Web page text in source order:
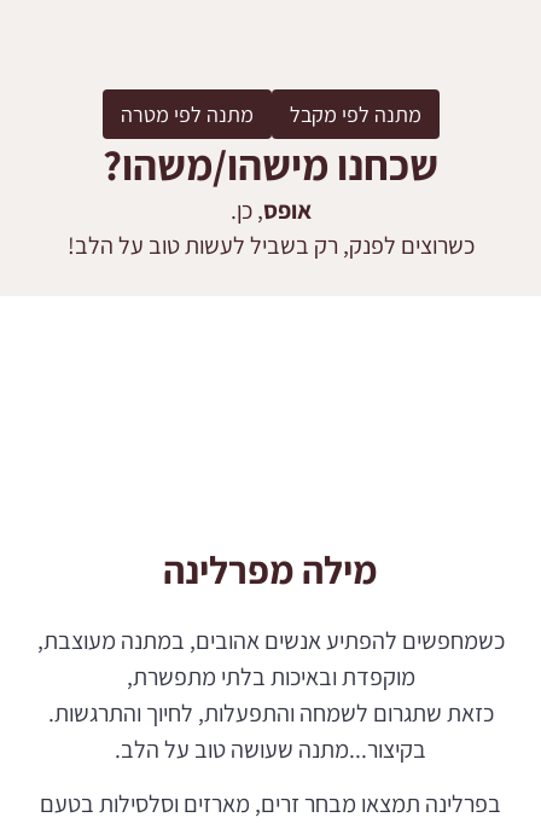
מתנה לפי מקבל מתנה לפי מטרה
שכחנו מישהו/משהו?
אופס, כן.
כשרוצים לפנק, רק בשביל לעשות טוב על הלב!
מילה מפרלינה
כשמחפשים להפתיע אנשים אהובים, במתנה מעוצבת,
מוקפדת ובאיכות בלתי מתפשרת,
כזאת שתגרום לשמחה והתפעלות, לחיוך והתרגשות.
בקיצור...מתנה שעושה טוב על הלב.
בפרלינה תמצאו מבחר זרים, מארזים וסלסילות בטעם